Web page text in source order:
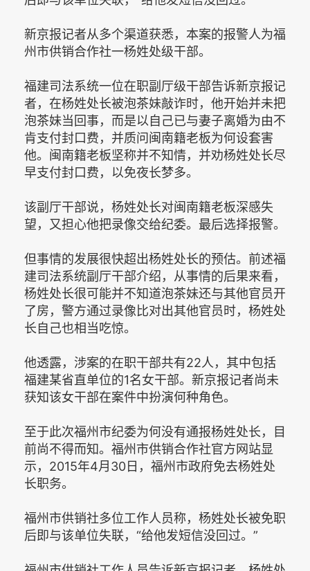
新京报记者从多个渠道获悉，本案的报警人为福
州市供销合作社一杨姓处级干部。
福建司法系统一位在职副厅级干部告诉新京报记
者，在杨姓处长被泡茶妹敲诈时，他开始并未把
泡茶妹当回事，而是以自己已与妻子离婚为由不
肯支付封口费，并质问闽南籍老板为何设套害
他。闽南籍老板坚称并不知情，并劝杨姓处长尽
早支付封口费，以免夜长梦多。
该副厅干部说，杨姓处长对闽南籍老板深感失
望，又担心他把录像交给纪委。最后选择报警。
但事情的发展很快超出杨姓处长的预估。前述福
建司法系统副厅干部介绍，从事情的后果来看，
杨姓处长很可能并不知道泡茶妹还与其他官员开
了房，警方通过录像比对出其他官员时，杨姓处
长自己也相当吃惊。
他透露，涉案的在职干部共有22人，其中包括
福建某省直单位的1名女干部。新京报记者尚未
获知该女干部在案件中扮演何种角色。
至于此次福州市纪委为何没有通报杨姓处长，目
前尚不得而知。福州市供销合作社官方网站显
示，2015年4月30日，福州市政府免去杨姓处
长职务。
福州市供销社多位工作人员称，杨姓处长被免职
后即与该单位失联，“给他发短信没回过。”